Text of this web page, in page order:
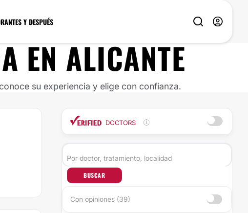
ANTES Y DESPUÉS
ENALICANTE
su experiencia y elige con confianza.
DOCTORS
BUSCAR
Con opiniones (39)